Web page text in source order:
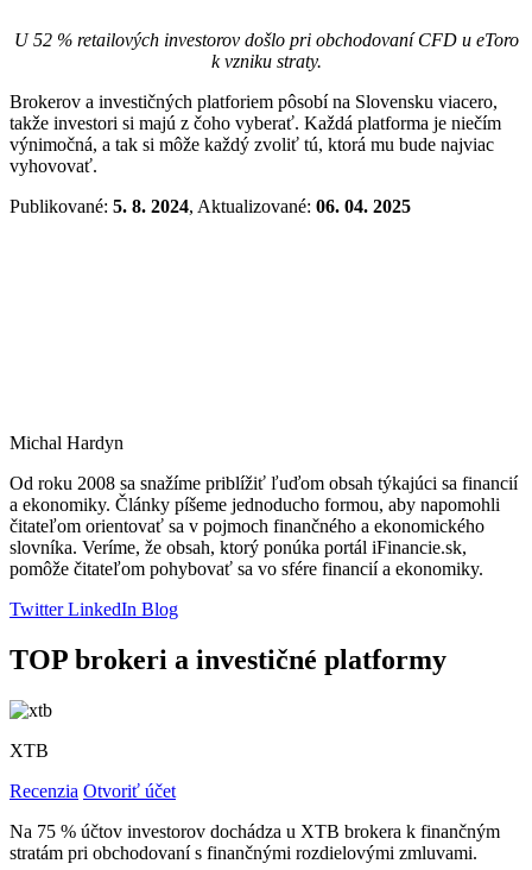
U 52 % retailových investorov došlo pri obchodovaní CFD u eToro
k vzniku straty.
Brokerov a investičných platforiem pôsobí na Slovensku viacero,
takže investori si majú z čoho vyberať. Každá platforma je niečím
výnimočná, a tak si môže každý zvoliť tú, ktorá mu bude najviac
vyhovovať.
Publikované: 5. 8. 2024, Aktualizované: 06. 04. 2025
Michal Hardyn
Od roku 2008 sa snažíme priblížiť ľuďom obsah týkajúci sa financií
a ekonomiky. Články píšeme jednoducho formou, aby napomohli
čitateľom orientovať sa v pojmoch finančného a ekonomického
slovníka. Veríme, že obsah, ktorý ponúka portál iFinancie.sk,
pomôže čitateľom pohybovať sa vo sfére financií a ekonomiky.
TwitterLinkedIn Blog
TOP brokeri a investičné platformy
XTB
Recenzia Otvoriť účet
Na 75 % účtov investorov dochádza u XTB brokera k finančným
stratám pri obchodovaní s finančnými rozdielovými zmluvami.